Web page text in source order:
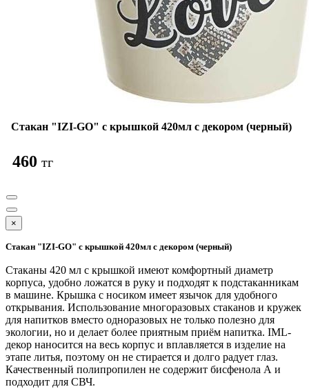
Стакан "IZI-GO" с крышкой 420мл с декором (черный)
460 тг
×
Стакан "IZI-GO" с крышкой 420мл с декором (черный)
Стаканы 420 мл с крышкой имеют комфортный диаметр
корпуса, удобно ложатся в руку и подходят к подстаканникам
в машине. Крышка с носиком имеет язычок для удобного
открывания. Использование многоразовых стаканов и кружек
для напитков вместо одноразовых не только полезно для
экологии, но и делает более приятным приём напитка. IML-
декор наносится на весь корпус и вплавляется в изделие на
этапе литья, поэтому он не стирается и долго радует глаз.
Качественный полипропилен не содержит бисфенола А и
подходит для СВЧ.